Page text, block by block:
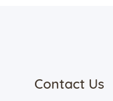
Contact Us